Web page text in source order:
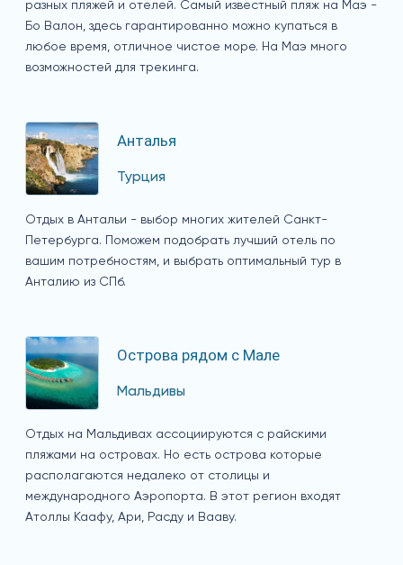
разных пляжей и отелей. Самый известный пляж на Маэ -
Бо Валон, здесь гарантированно можно купаться в
любое время, отличное чистое море. На Маэ много
возможностей для трекинга.
Анталья
Турция
Отдых в Антальи - выбор многих жителей Санкт-
Петербурга. Поможем подобрать лучший отель по
вашим потребностям, и выбрать оптимальный тур в
Анталию из СПб.
Острова рядом с Мале
Мальдивы
Отдых на Мальдивах ассоциируются с райскими
пляжами на островах. Но есть острова которые
располагаются недалеко от столицы и
международного Аэропорта. В этот регион входят
Атоллы Каафу, Ари, Расду и Вааву.